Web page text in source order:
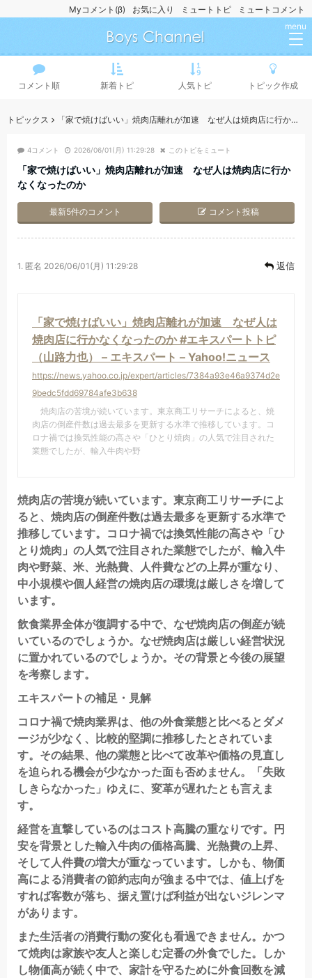
ミュートコメント
ミュートトピ
お気に入り
Myコメント(β)
menu
コメント順 新着トピ 人気トピ トピック作成
トピックス 「家で焼けばいい」焼肉店離れが加速 なぜ人は焼肉店に行かなくなったのか
4コメント 2026/06/01(月) 11:29:28 このトピをミュート
「家で焼けばいい」焼肉店離れが加速 なぜ人は焼肉店に行か
なくなったのか
コメント投稿
最新5件のコメント
1. 匿名 2026/06/01(月) 11:29:28 返信
「家で焼けばいい」焼肉店離れが加速 なぜ人は
焼肉店に行かなくなったのか #エキスパートトピ
（山路力也） – エキスパート – Yahoo!ニュース
https://news.yahoo.co.jp/expert/articles/7384a93e46a9374d2e
9bedc5fdd69784afe3b638
焼肉店の苦境が続いています。東京商工リサーチによると、焼
肉店の倒産件数は過去最多を更新する水準で推移しています。コ
ロナ禍では換気性能の高さや「ひとり焼肉」の人気で注目された
業態でしたが、輸入牛肉や野
焼肉店の苦境が続いています。東京商工リサーチによ
ると、焼肉店の倒産件数は過去最多を更新する水準で
推移しています。コロナ禍では換気性能の高さや「ひ
とり焼肉」の人気で注目された業態でしたが、輸入牛
肉や野菜、米、光熱費、人件費などの上昇が重なり、
中小規模や個人経営の焼肉店の環境は厳しさを増して
います。
飲食業界全体が復調する中で、なぜ焼肉店の倒産が続
いているのでしょうか。なぜ焼肉店は厳しい経営状況
に置かれているのでしょうか。その背景と今後の展望
を考察します。
エキスパートの補足・見解
コロナ禍で焼肉業界は、他の外食業態と比べるとダメ
ージが少なく、比較的堅調に推移したとされていま
す。その結果、他の業態と比べて改革や価格の見直し
を迫られる機会が少なかった面も否めません。「失敗
しきらなかった」ゆえに、変革が遅れたとも言えま
す。
経営を直撃しているのはコスト高騰の重なりです。円
安を背景とした輸入牛肉の価格高騰、光熱費の上昇、
そして人件費の増大が重なっています。しかも、物価
高による消費者の節約志向が強まる中では、値上げを
すれば客数が落ち、据え置けば利益が出ないジレンマ
があります。
また生活者の消費行動の変化も看過できません。かつ
て焼肉は家族や友人と楽しむ定番の外食でした。しか
し物価高が続く中で、家計を守るために外食回数を減